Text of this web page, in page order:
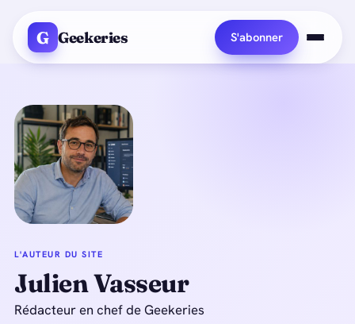
G Geekeries S'abonner
L'AUTEUR DU SITE
Julien Vasseur
Rédacteur en chef de Geekeries